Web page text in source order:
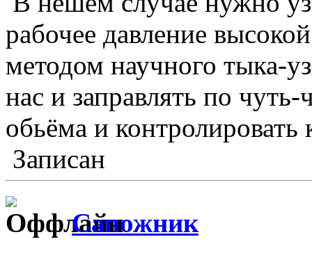
рабочее давление
методом научного тыка-
нас и заправлять по
обьёма и контролировать
Записан
Сапожник